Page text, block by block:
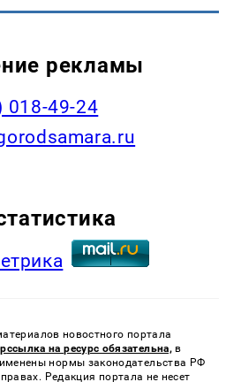
рекламы
018-49-24
новостного портала
на ресурс обязательна, в
нормы законодательства РФ
Редакция портала не несет